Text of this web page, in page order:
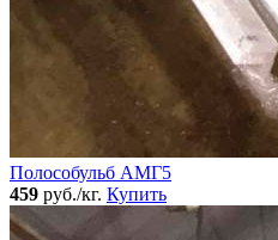
Полособульб АМГ5
459 руб./кг. Купить